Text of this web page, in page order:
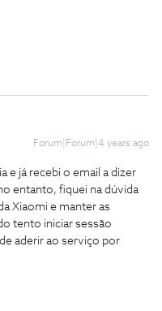
Forum|Forum|4 years ago
e já recebi o email a dizer
entanto, fiquei na dúvida
Xiaomi e manter as
tento iniciar sessão
aderir ao serviço por